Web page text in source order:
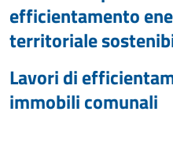
efficientamento
territoriale
Lavori di
immobili comunali